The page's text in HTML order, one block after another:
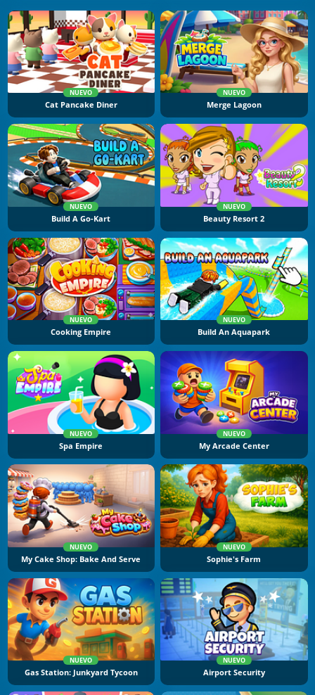
NUEVO
Cat Pancake Diner
NUEVO
Merge Lagoon
NUEVO
Build A Go-Kart
NUEVO
Beauty Resort 2
NUEVO
Cooking Empire
NUEVO
Build An Aquapark
NUEVO
Spa Empire
NUEVO
My Arcade Center
NUEVO
My Cake Shop: Bake And Serve
NUEVO
Sophie's Farm
NUEVO
Gas Station: Junkyard Tycoon
NUEVO
Airport Security